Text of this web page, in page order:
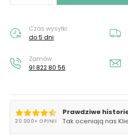
Czas wysyłki:
do 5 dni
Zamów:
91 822 80 56
20 000+ OPINII
Prawdziwe
Tak oceniają nas